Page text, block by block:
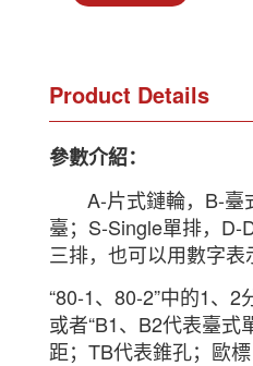
Product Details
參數介紹：
A-片式鏈輪，B-臺
臺；S-Single單排，D-
三排，也可以用數字表
“80-1、80-2”中的1、2
或者“B1、B2代表臺式
距；TB代表錐孔；歐標